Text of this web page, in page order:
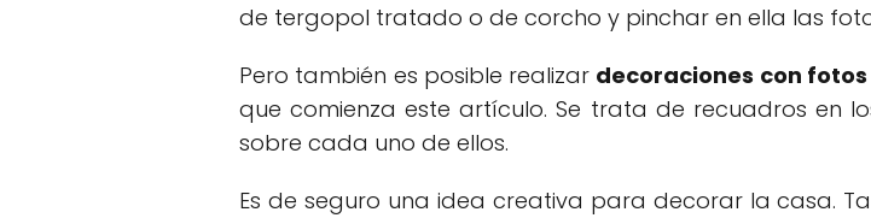
de tergopol tratado o de corcho y pinchar en ella las
Pero también es posible realizar decoraciones con fotos
que comienza este artículo. Se trata de recuadros en
sobre cada uno de ellos.
Es de seguro una idea creativa para decorar la casa.